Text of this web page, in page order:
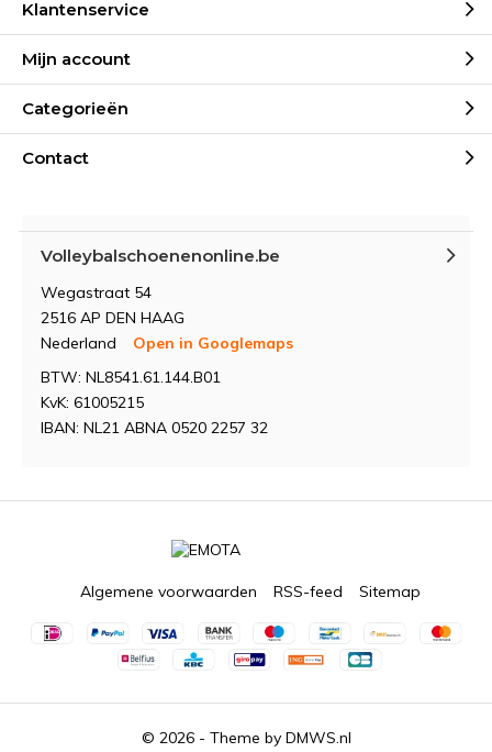
Klantenservice
Mijn account
Categorieën
Contact
Volleybalschoenenonline.be
Wegastraat 54
2516 AP DEN HAAG
Nederland
Open in Googlemaps
BTW: NL8541.61.144.B01
KvK: 61005215
IBAN: NL21 ABNA 0520 2257 32
© 2026 - Theme by DMWS.nl
Algemene voorwaarden RSS-feed Sitemap